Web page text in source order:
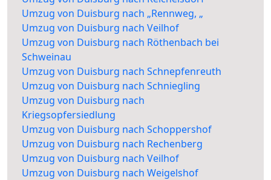
Umzug von Duisburg nach „Rennweg, „
Umzug von Duisburg nach Veilhof
Umzug von Duisburg nach Röthenbach bei
Schweinau
Umzug von Duisburg nach Schnepfenreuth
Umzug von Duisburg nach Schniegling
Umzug von Duisburg nach
Kriegsopfersiedlung
Umzug von Duisburg nach Schoppershof
Umzug von Duisburg nach Rechenberg
Umzug von Duisburg nach Veilhof
Umzug von Duisburg nach Weigelshof